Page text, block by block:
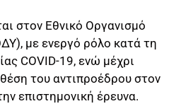
στον Εθνικό Οργανισμό
με ενεργό ρόλο κατά τη
COVID-19, ενώ μέχρι
του αντιπροέδρου στον
επιστημονική έρευνα.